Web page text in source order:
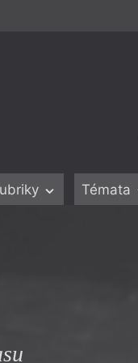
Témata